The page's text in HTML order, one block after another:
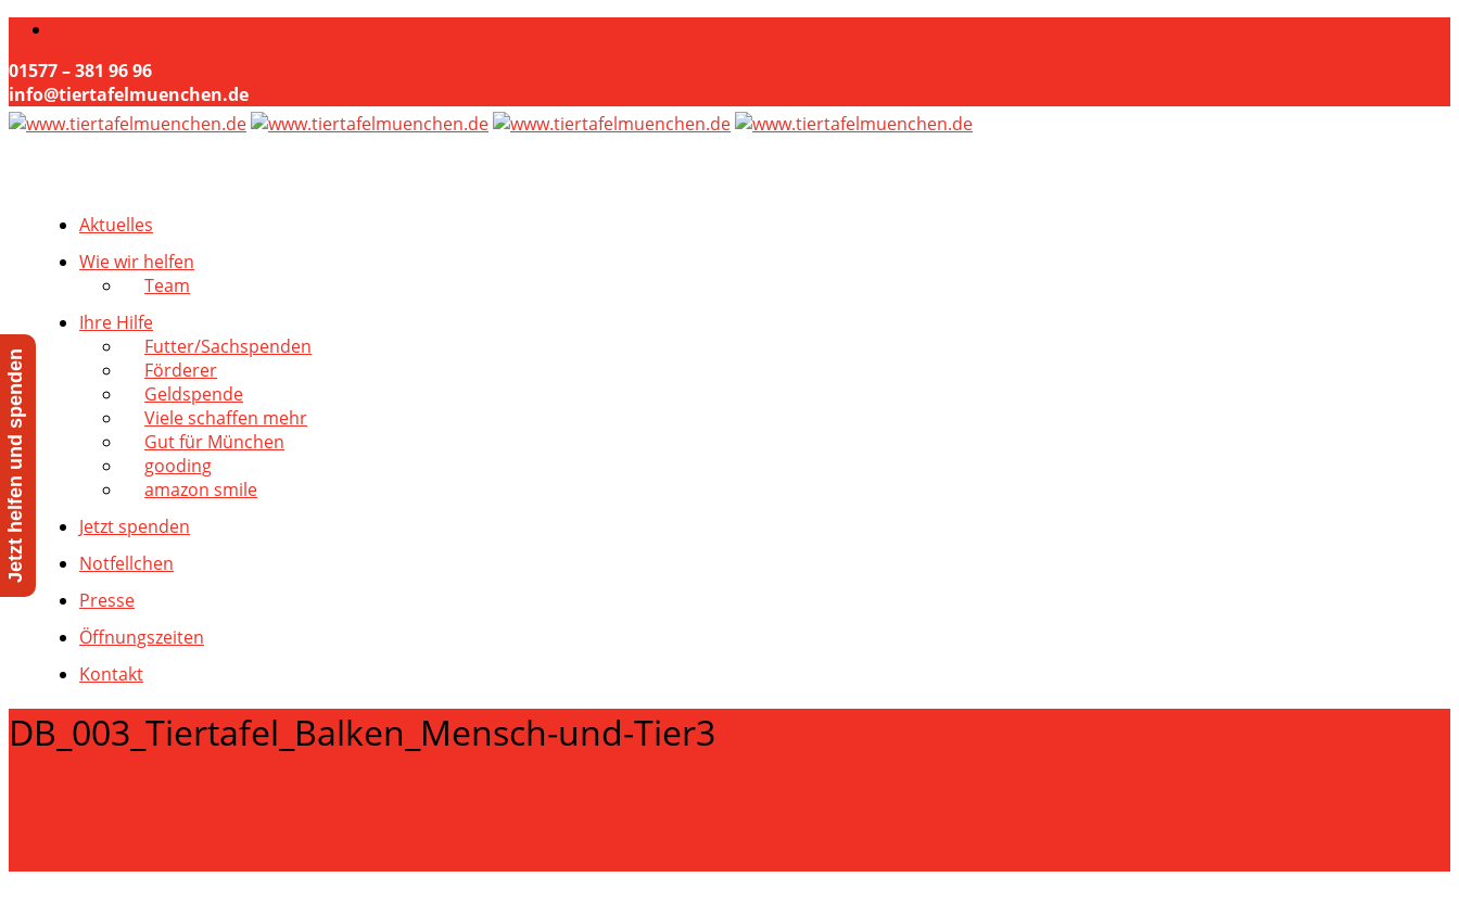
01577 – 381 96 96
info@tiertafelmuenchen.de
Aktuelles
Wie wir helfen
Team
Ihre Hilfe
Futter/Sachspenden
Förderer
Geldspende
Viele schaffen mehr
Gut für München
gooding
amazon smile
Jetzt spenden
Notfellchen
Presse
Öffnungszeiten
Kontakt
DB_003_Tiertafel_Balken_Mensch-und-Tier3
Jetzt helfen und spenden